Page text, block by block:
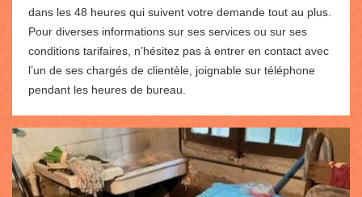
dans les 48 heures qui suivent votre demande tout au plus.
Pour diverses informations sur ses services ou sur ses
conditions tarifaires, n’hésitez pas à entrer en contact avec
l’un de ses chargés de clientèle, joignable sur téléphone
pendant les heures de bureau.